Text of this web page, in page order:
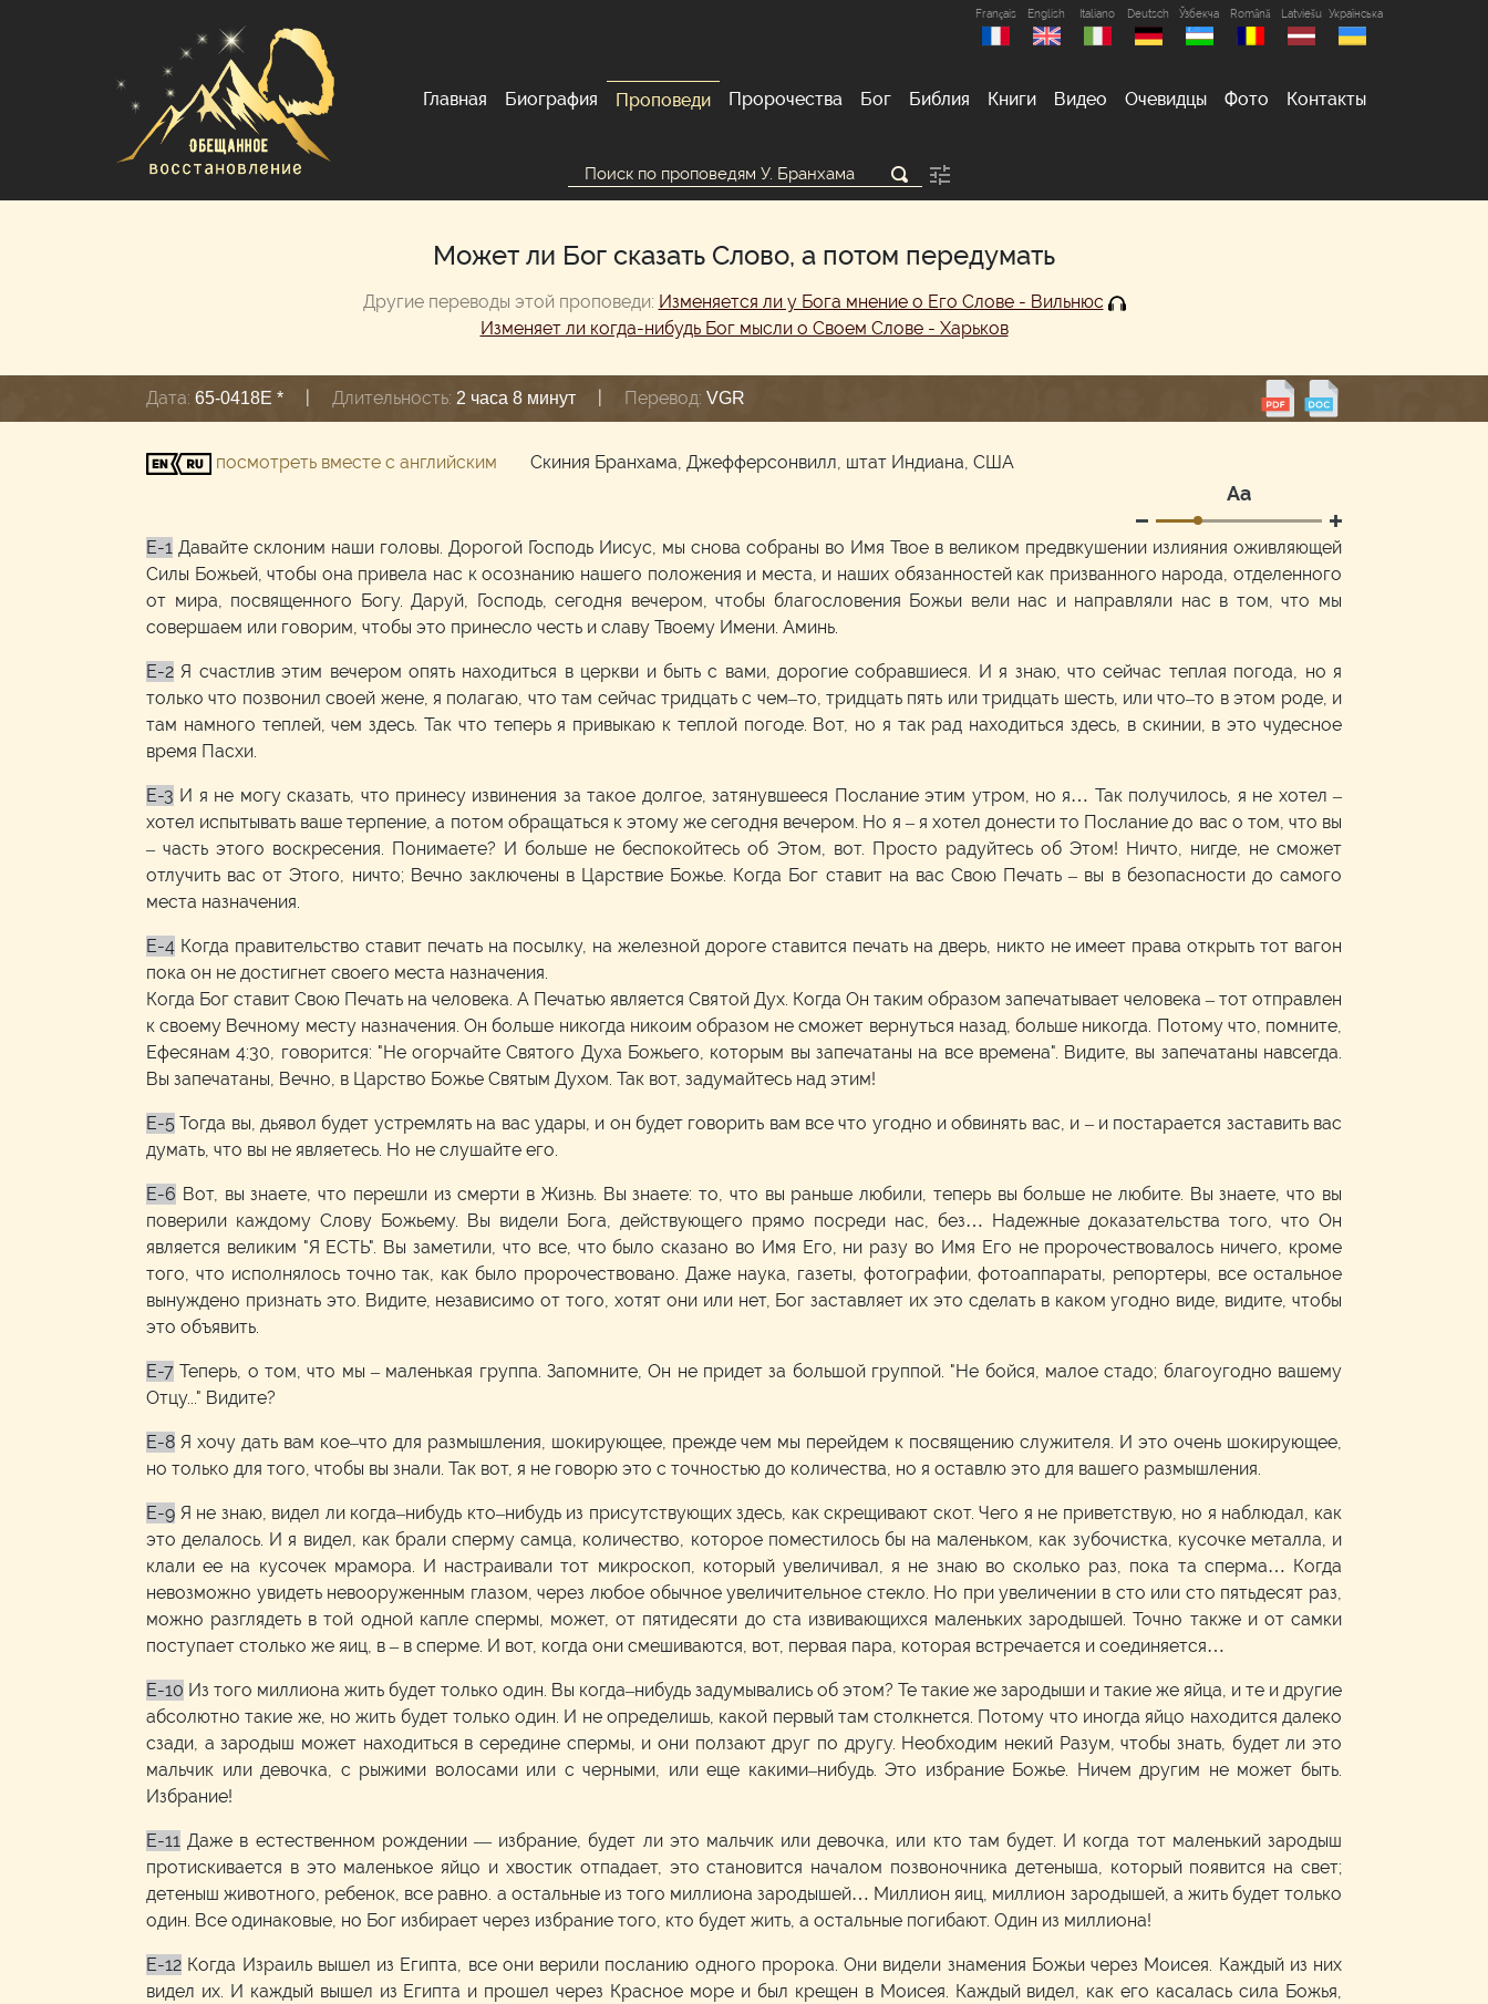
Français English Italiano Deutsch Ўзбекча Română Latviešu Українська
Главная Биография Проповеди Пророчества Бог Библия Книги Видео Очевидцы Фото Контакты
Может ли Бог сказать Слово, а потом передумать
Другие переводы этой проповеди: Изменяется ли у Бога мнение о Его Cлове - Вильнюс
Изменяет ли когда-нибудь Бог мысли о Своем Слове - Харьков
Дата: 65-0418E * Длительность: 2 часа 8 минут Перевод: VGR
посмотреть вместе с английским Скиния Бранхама, Джефферсонвилл, штат Индиана, США
Аа
E-1 Давайте склоним наши головы. Дорогой Господь Иисус, мы снова собраны во Имя Твое в великом предвкушении излияния оживляющей
Силы Божьей, чтобы она привела нас к осознанию нашего положения и места, и наших обязанностей как призванного народа, отделенного
от мира, посвященного Богу. Даруй, Господь, сегодня вечером, чтобы благословения Божьи вели нас и направляли нас в том, что мы
совершаем или говорим, чтобы это принесло честь и славу Твоему Имени. Аминь.
E-2 Я счастлив этим вечером опять находиться в церкви и быть с вами, дорогие собравшиеся. И я знаю, что сейчас теплая погода, но я
только что позвонил своей жене, я полагаю, что там сейчас тридцать с чем–то, тридцать пять или тридцать шесть, или что–то в этом роде, и
там намного теплей, чем здесь. Так что теперь я привыкаю к теплой погоде. Вот, но я так рад находиться здесь, в скинии, в это чудесное
время Пасхи.
E-3 И я не могу сказать, что принесу извинения за такое долгое, затянувшееся Послание этим утром, но я… Так получилось, я не хотел –
хотел испытывать ваше терпение, а потом обращаться к этому же сегодня вечером. Но я – я хотел донести то Послание до вас о том, что вы
– часть этого воскресения. Понимаете? И больше не беспокойтесь об Этом, вот. Просто радуйтесь об Этом! Ничто, нигде, не сможет
отлучить вас от Этого, ничто; Вечно заключены в Царствие Божье. Когда Бог ставит на вас Свою Печать – вы в безопасности до самого
места назначения.
E-4 Когда правительство ставит печать на посылку, на железной дороге ставится печать на дверь, никто не имеет права открыть тот вагон
пока он не достигнет своего места назначения.
Когда Бог ставит Свою Печать на человека. А Печатью является Святой Дух. Когда Он таким образом запечатывает человека – тот отправлен
к своему Вечному месту назначения. Он больше никогда никоим образом не сможет вернуться назад, больше никогда. Потому что, помните,
Ефесянам 4:30, говорится: "Не огорчайте Святого Духа Божьего, которым вы запечатаны на все времена". Видите, вы запечатаны навсегда.
Вы запечатаны, Вечно, в Царство Божье Святым Духом. Так вот, задумайтесь над этим!
E-5 Тогда вы, дьявол будет устремлять на вас удары, и он будет говорить вам все что угодно и обвинять вас, и – и постарается заставить вас
думать, что вы не являетесь. Но не слушайте его.
E-6 Вот, вы знаете, что перешли из смерти в Жизнь. Вы знаете: то, что вы раньше любили, теперь вы больше не любите. Вы знаете, что вы
поверили каждому Слову Божьему. Вы видели Бога, действующего прямо посреди нас, без… Надежные доказательства того, что Он
является великим "Я ЕСТЬ". Вы заметили, что все, что было сказано во Имя Его, ни разу во Имя Его не пророчествовалось ничего, кроме
того, что исполнялось точно так, как было пророчествовано. Даже наука, газеты, фотографии, фотоаппараты, репортеры, все остальное
вынуждено признать это. Видите, независимо от того, хотят они или нет, Бог заставляет их это сделать в каком угодно виде, видите, чтобы
это объявить.
E-7 Теперь, о том, что мы – маленькая группа. Запомните, Он не придет за большой группой. "Не бойся, малое стадо; благоугодно вашему
Отцу..." Видите?
E-8 Я хочу дать вам кое–что для размышления, шокирующее, прежде чем мы перейдем к посвящению служителя. И это очень шокирующее,
но только для того, чтобы вы знали. Так вот, я не говорю это с точностью до количества, но я оставлю это для вашего размышления.
E-9 Я не знаю, видел ли когда–нибудь кто–нибудь из присутствующих здесь, как скрещивают скот. Чего я не приветствую, но я наблюдал, как
это делалось. И я видел, как брали сперму самца, количество, которое поместилось бы на маленьком, как зубочистка, кусочке металла, и
клали ее на кусочек мрамора. И настраивали тот микроскоп, который увеличивал, я не знаю во сколько раз, пока та сперма… Когда
невозможно увидеть невооруженным глазом, через любое обычное увеличительное стекло. Но при увеличении в сто или сто пятьдесят раз,
можно разглядеть в той одной капле спермы, может, от пятидесяти до ста извивающихся маленьких зародышей. Точно также и от самки
поступает столько же яиц, в – в сперме. И вот, когда они смешиваются, вот, первая пара, которая встречается и соединяется…
E-10 Из того миллиона жить будет только один. Вы когда–нибудь задумывались об этом? Те такие же зародыши и такие же яйца, и те и другие
абсолютно такие же, но жить будет только один. И не определишь, какой первый там столкнется. Потому что иногда яйцо находится далеко
сзади, а зародыш может находиться в середине спермы, и они ползают друг по другу. Необходим некий Разум, чтобы знать, будет ли это
мальчик или девочка, с рыжими волосами или с черными, или еще какими–нибудь. Это избрание Божье. Ничем другим не может быть.
Избрание!
E-11 Даже в естественном рождении –– избрание, будет ли это мальчик или девочка, или кто там будет. И когда тот маленький зародыш
протискивается в это маленькое яйцо и хвостик отпадает, это становится началом позвоночника детеныша, который появится на свет;
детеныш животного, ребенок, все равно. а остальные из того миллиона зародышей… Миллион яиц, миллион зародышей, а жить будет только
один. Все одинаковые, но Бог избирает через избрание того, кто будет жить, а остальные погибают. Один из миллиона!
E-12 Когда Израиль вышел из Египта, все они верили посланию одного пророка. Они видели знамения Божьи через Моисея. Каждый из них
видел их. И каждый вышел из Египта и прошел через Красное море и был крещен в Моисея. Каждый видел, как его касалась сила Божья,